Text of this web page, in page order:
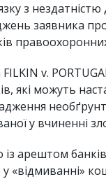
з
заявника
v.
які можуть
у вчиненні
із арештом
у «відмиванні»